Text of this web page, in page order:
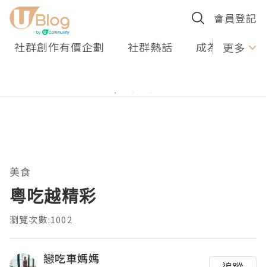
會員登記
社群創作有價企劃 社群熱話 成為U更多
美食
粵吃越精彩
瀏覽次數:1002
戀吃車媽媽